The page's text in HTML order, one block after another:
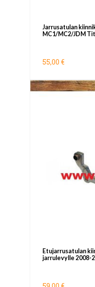
Jarrusatulan
MC1/MC2/JDM
55,00 €
Etujarrusatulan
jarrulevylle 2008-